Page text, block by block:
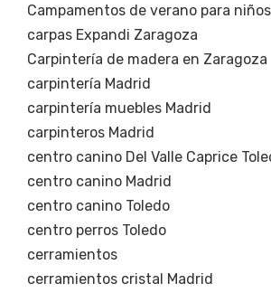
Campamentos de verano para niños
carpas Expandi Zaragoza
Carpintería de madera en Zaragoza
carpintería Madrid
carpintería muebles Madrid
carpinteros Madrid
centro canino Del Valle Caprice
centro canino Madrid
centro canino Toledo
centro perros Toledo
cerramientos
cerramientos cristal Madrid